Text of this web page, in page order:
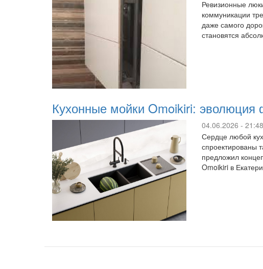
Ревизионные
коммуникации
даже самого
становятся
Кухонные мойки Omoikiri: эволюция
04.06.2026 - 21:48
Сердце любой
спроектированы
предложил
Omoikiri в